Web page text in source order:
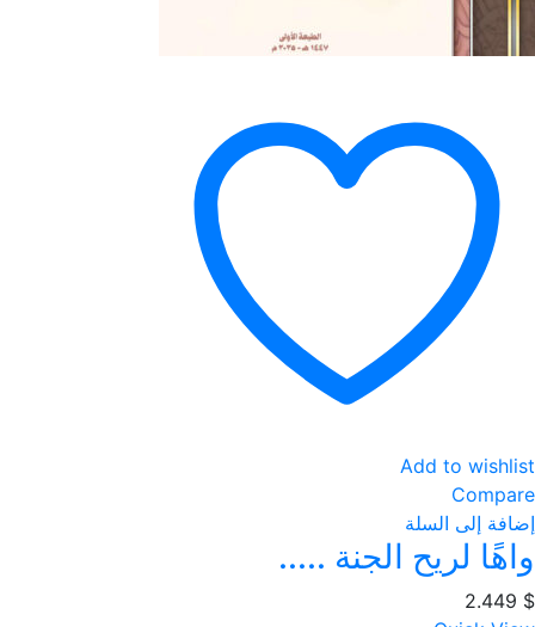
Add to wishlist
Compare
إضافة إلى السلة
واهًا لريح الجنة .....
2.449 $